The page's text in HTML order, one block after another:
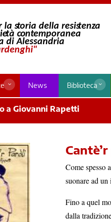
News Biblioteca
a Giovanni Rapetti
Come spesso
suonare ad
Fino a quel
dalla